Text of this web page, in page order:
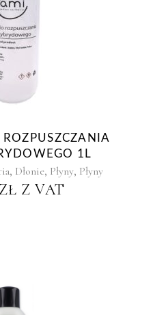
1L
, Dłonie, Płyny, Płyny
ZŁ Z VAT